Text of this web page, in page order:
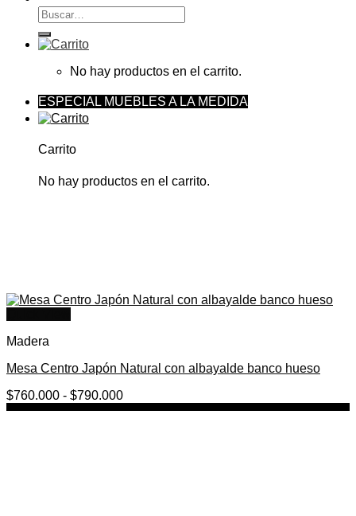
Buscar
por:
No hay productos en el carrito.
ESPECIAL MUEBLES A LA MEDIDA
Carrito
No hay productos en el carrito.
Madera
Mesa Centro Japón Natural con albayalde banco hueso
$760.000 - $790.000Rango
de